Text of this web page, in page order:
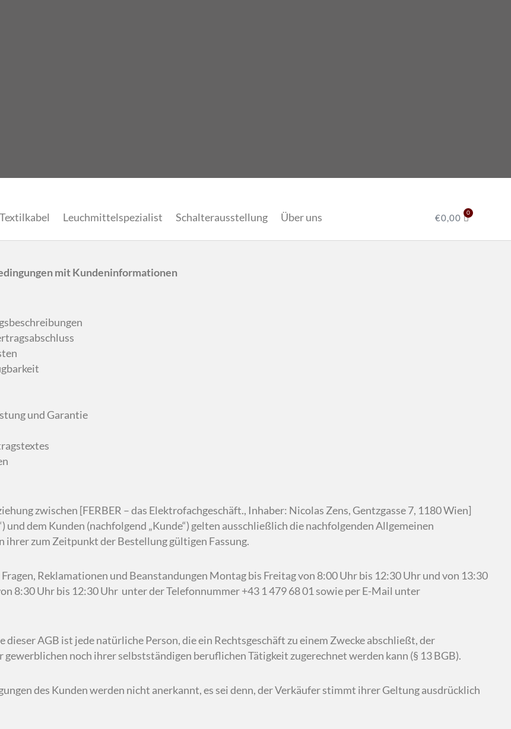
Textilkabel Leuchmittelspezialist Schalterausstellung Über uns €0,00 0
mit Kundeninformationen
und Garantie
zwischen [FERBER – das Elektrofachgeschäft., Inhaber: Nicolas Zens, Gentzgasse 7, 1180 Wien]
und dem Kunden (nachfolgend „Kunde“) gelten ausschließlich die nachfolgenden Allgemeinen
ihrer zum Zeitpunkt der Bestellung gültigen Fassung.
Fragen, Reklamationen und Beanstandungen Montag bis Freitag von 8:00 Uhr bis 12:30 Uhr und von 13:30
8:30 Uhr bis 12:30 Uhr unter der Telefonnummer +43 1 479 68 01 sowie per E-Mail unter
dieser AGB ist jede natürliche Person, die ein Rechtsgeschäft zu einem Zwecke abschließt, der
noch ihrer selbstständigen beruflichen Tätigkeit zugerechnet werden kann (§ 13 BGB).
des Kunden werden nicht anerkannt, es sei denn, der Verkäufer stimmt ihrer Geltung ausdrücklich